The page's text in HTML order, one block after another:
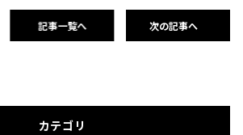
記事一覧へ 次の記事へ
カテゴリ